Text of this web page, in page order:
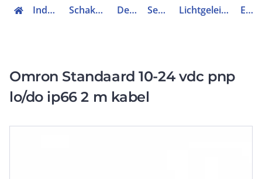
Industriele componenten Schakelen, bedienen en signaleren Detectie en sensoren Sensoren toebehoren Lichtgeleidersensor / lichtgeleiderversterker E3X 7011M
Omron Standaard 10-24 vdc pnp
lo/do ip66 2 m kabel